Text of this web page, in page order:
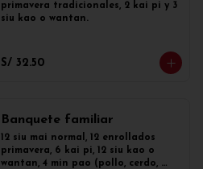
primavera tradicionales, 2 kai pi y 3
siu kao o wantan.
S/ 32.50
Banquete familiar
12 siu mai normal, 12 enrollados
primavera, 6 kai pi, 12 siu kao o
wantan, 4 min pao (pollo, cerdo,